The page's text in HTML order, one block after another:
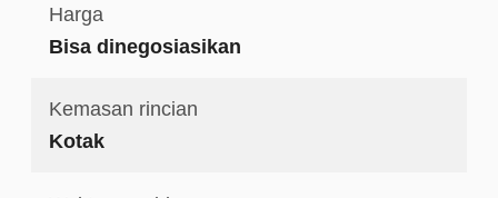
Harga
Bisa dinegosiasikan
Kemasan rincian
Kotak